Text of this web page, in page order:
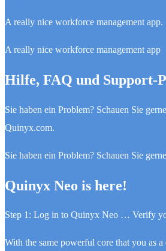
A really nice workforce management app.
A really nice workforce management app
Hilfe, FAQ und Support-
Sie haben ein Problem? Schauen Sie
Quinyx.com.
Sie haben ein Problem? Schauen Sie
Quinyx Neo is here!
Step 1: Log in to Quinyx Neo … Verify
With the same powerful core that you as